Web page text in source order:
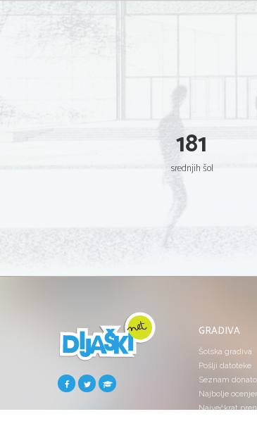
181
srednjih šol
GRADIVA
Šolska gradiva
Pošlji datoteke
Seznam
Najbolje
Največkrat